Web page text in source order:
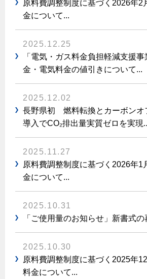
原料費調整制度に基づく2026年2
金について...
2025.12.25
「電気・ガス料金負担軽減支援
⾦・電気料⾦の値引きについて...
2025.12.02
長野県初 燃料転換とカーボンオ
導入でCO₂排出量実質ゼロを実現
2025.11.27
原料費調整制度に基づく2026年1
金について...
2025.10.31
「ご使用量のお知らせ」新書式
2025.10.30
原料費調整制度に基づく2025年
料金について...